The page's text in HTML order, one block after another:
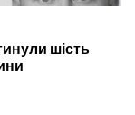
шість